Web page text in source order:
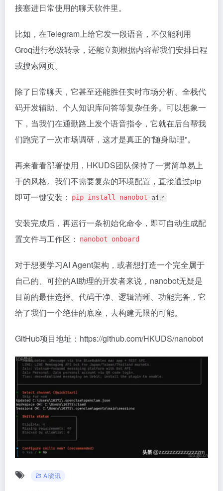
接塞进日常使用的聊天软件里。
比如，在Telegram上给它发一段语音，不仅能利用
Groq进行秒级转录，还能立刻根据内容帮我们安排日程
或搜索网页。
除了日常聊天，它甚至还能胜任实时市场分析、全栈代
码开发辅助、个人知识库问答等复杂任务。可以想象一
下，当我们在通勤路上发个语音指令，它就在后台帮我
们跑完了一次市场调研，这才是真正的”随身助理”。
再来看看部署使用，HKUDS团队保持了一贯简单易上
手的风格。我们不需要复杂的环境配置，直接通过pip
即可一键安装：
pip install nanobot-ai
安装完成后，再运行一条初始化命令，即可自动生成配
置文件与工作区：
nanobot onboard
对于想要学习AI Agent架构，或者想打造一个完全属于
自己的、可控的AI助理的开发者来说，nanobot无疑是
目前的最佳选择。代码干净、逻辑清晰、功能完备，它
给了我们一个绝佳的底座，去构建无限的可能。
GitHub项目地址：https://github.com/HKUDS/nanobot
AI资讯